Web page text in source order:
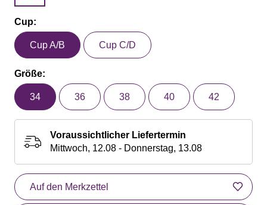
Cup:
Cup A/B Cup C/D
Größe:
34 36 38 40 42
Voraussichtlicher Liefertermin
Mittwoch, 12.08 - Donnerstag, 13.08
Auf den Merkzettel